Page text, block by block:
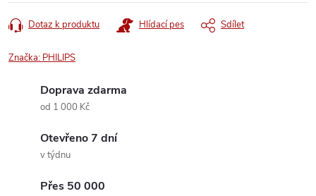
Dotaz k produktu Hlídací pes Sdílet
Značka: PHILIPS
Doprava zdarma
od 1 000 Kč
Otevřeno 7 dní
v týdnu
Přes 50 000